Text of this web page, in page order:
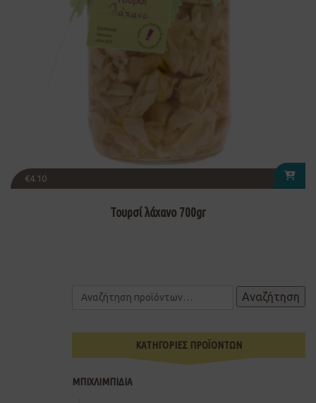
€4.10
Τουρσί λάχανο 700gr
Αναζήτηση
ΚΑΤΗΓΟΡΙΕΣ ΠΡΟΪΟΝΤΩΝ
ΜΠΙΧΛΙΜΠΙΔΙΑ